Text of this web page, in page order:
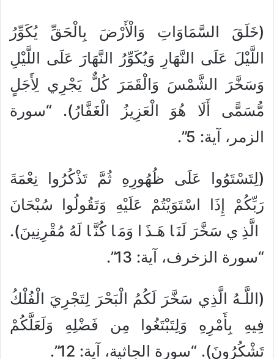
(خَلَقَ السَّمَاوَاتِ وَالْأَرْضَ بِالْحَقِّ يُكَوِّرُ
اللَّيْلَ عَلَى النَّهَارِ وَيُكَوِّرُ النَّهَارَ عَلَى اللَّيْلِ
وَسَخَّرَ الشَّمْسَ وَالْقَمَرَ كُلٌّ يَجْرِي لِأَجَلٍ
مُّسَمًّى أَلَا هُوَ الْعَزِيزُ الْغَفَّارُ). “سورة
الزمر، آية: 5”.
(لِتَسْتَوُوا عَلَى ظُهُورِهِ ثُمَّ تَذْكُرُوا نِعْمَةَ
رَبِّكُمْ إِذَا اسْتَوَيْتُمْ عَلَيْهِ وَتَقُولُوا سُبْحَانَ
الَّذِي سَخَّرَ لَنَا هَـذَا وَمَا كُنَّا لَهُ مُقْرِنِينَ).
“سورة الزخرف، آية: 13”.
(اللَّـهُ الَّذِي سَخَّرَ لَكُمُ الْبَحْرَ لِتَجْرِيَ الْفُلْكُ
فِيهِ بِأَمْرِهِ وَلِتَبْتَغُوا مِن فَضْلِهِ وَلَعَلَّكُمْ
تَشْكُرُونَ). “سورة الجاثية، آية: 12”.